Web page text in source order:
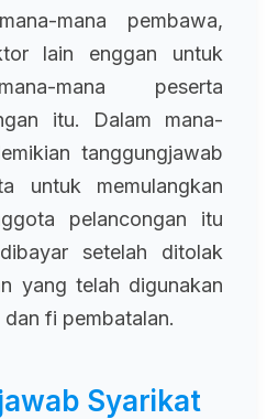
mana pembawa,
lain enggan untuk
mana peserta
itu. Dalam mana-
tanggungjawab
untuk memulangkan
pelancongan itu
setelah ditolak
yang telah digunakan
fi pembatalan.
Syarikat